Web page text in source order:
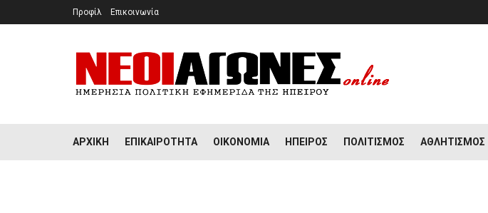
Προφίλ Επικοινωνία
ΑΡΧΙΚΉ ΕΠΙΚΑΙΡΌΤΗΤΑ ΟΙΚΟΝΟΜΊΑ ΉΠΕΙΡΟΣ ΠΟΛΙΤΙΣΜΌΣ ΑΘΛΗΤΙΣΜΌΣ